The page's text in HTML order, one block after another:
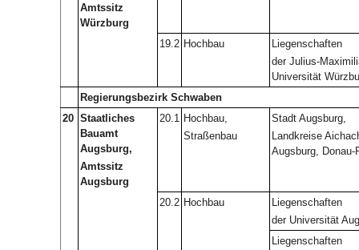
Amtssitz
Würzburg
19.2 Hochbau
Liegenschaften
der Julius-
Universität
Regierungsbezirk Schwaben
20 Staatliches
Bauamt
Augsburg,
Amtssitz
Augsburg
20.1 Hochbau,
Straßenbau
Stadt Augsburg,
Landkreise
Augsburg, Donau-
20.2 Hochbau
Liegenschaften
der Universität
Liegenschaften